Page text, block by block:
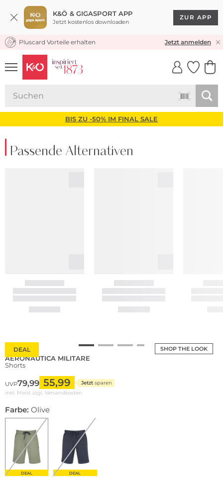
K&Ö & GIGASPORT APP
Jetzt kostenlos downloaden
ZUR APP
KOSTENLOSER VERSAND* & RÜCKVERSAND
Pluscard Vorteile erhalten Jetzt anmelden
UNSERE APP
CLICK &
BIS ZU -50% IM FINAL SALE
Passende Alternativen
SHOP THE LOOK
DEAL
AERONAUTICA MILITARE
Shorts
UVP79,99 55,99 Jetzt sparen
inkl. Mwst zzgl. Versandkosten
Farbe: Olive
DEAL DEAL